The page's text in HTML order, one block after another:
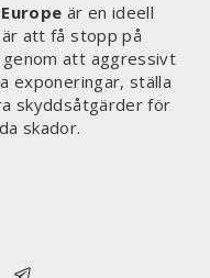
är en ideell
att få stopp på
genom att aggressivt
exponeringar, ställa
skyddsåtgärder för
skador.